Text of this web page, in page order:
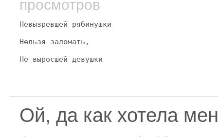
просмотров
Невызревшей рябинушки
Нельзя заломать,
Не выросшей девушки
Ой, да как хотела